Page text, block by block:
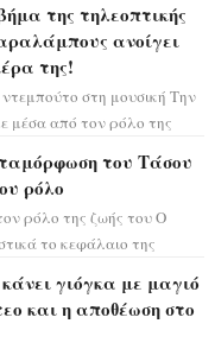
της τηλεοπτικής
ανοίγει
της!
στη μουσική Την
μέσα από τον ρόλο της
του Τάσου
ρόλο
ρόλο της ζωής του Ο
το κεφάλαιο της
γιόγκα με μαγιό
και η αποθέωση στο